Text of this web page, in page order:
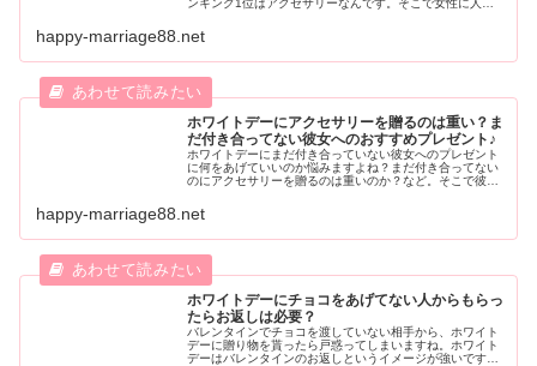
ンキング1位はアクセサリーなんです。そこで女性に人気
が喜ぶ【年代別】4℃のおすすめネックレスを厳選して紹介
します！
happy-marriage88.net
ホワイトデーにアクセサリーを贈るのは重い？ま
だ付き合ってない彼女へのおすすめプレゼント♪
ホワイトデーにまだ付き合っていない彼女へのプレゼント
に何をあげていいのか悩みますよね？まだ付き合ってない
のにアクセサリーを贈るのは重いのか？など。そこで彼女
すすめのプレゼントを紹介します。まだホワイトデーのプ
レゼント選びに悩んでいる人は必見ですよ。
happy-marriage88.net
ホワイトデーにチョコをあげてない人からもらっ
たらお返しは必要？
バレンタインでチョコを渡していない相手から、ホワイト
デーに贈り物を貰ったら戸惑ってしまいますね。ホワイト
デーはバレンタインのお返しというイメージが強いです